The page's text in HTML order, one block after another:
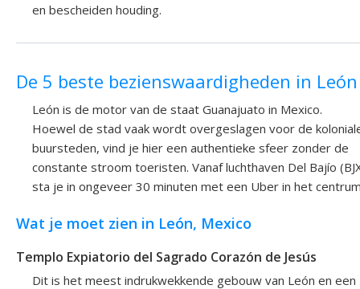
en bescheiden houding.
De 5 beste bezienswaardigheden in León
León is de motor van de staat Guanajuato in Mexico.
Hoewel de stad vaak wordt overgeslagen voor de
buursteden, vind je hier een authentieke sfeer zonder de
constante stroom toeristen. Vanaf luchthaven Del Bajío
sta je in ongeveer 30 minuten met een Uber in het
Wat je moet zien in León, Mexico
Templo Expiatorio del Sagrado Corazón de Jesús
Dit is het meest indrukwekkende gebouw van León en een